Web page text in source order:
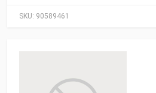
SKU: 90589461